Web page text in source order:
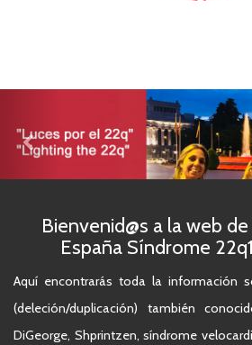
Bienvenid@s a la web
España Síndrome
Aquí encontrarás toda la información
(deleción/duplicación) también
DiGeorge, Shprintzen, síndrome